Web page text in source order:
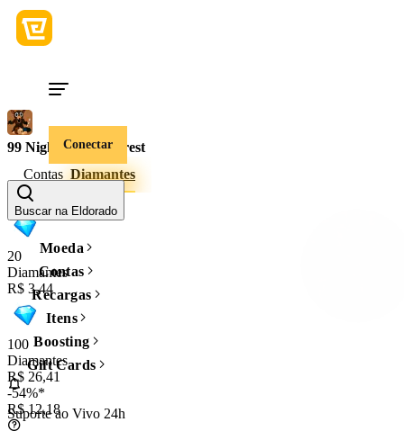
Conectar
Buscar na Eldorado
Moeda
Contas
Recargas
Itens
Boosting
Gift Cards
Suporte ao Vivo 24h
99 Nights in the Forest
Contas Diamantes
Quantidade
20
Diamantes
R$ 3,44
100
Diamantes
R$ 26,41
-54%*
R$ 12,18